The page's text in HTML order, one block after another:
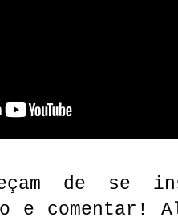
de se
comentar!